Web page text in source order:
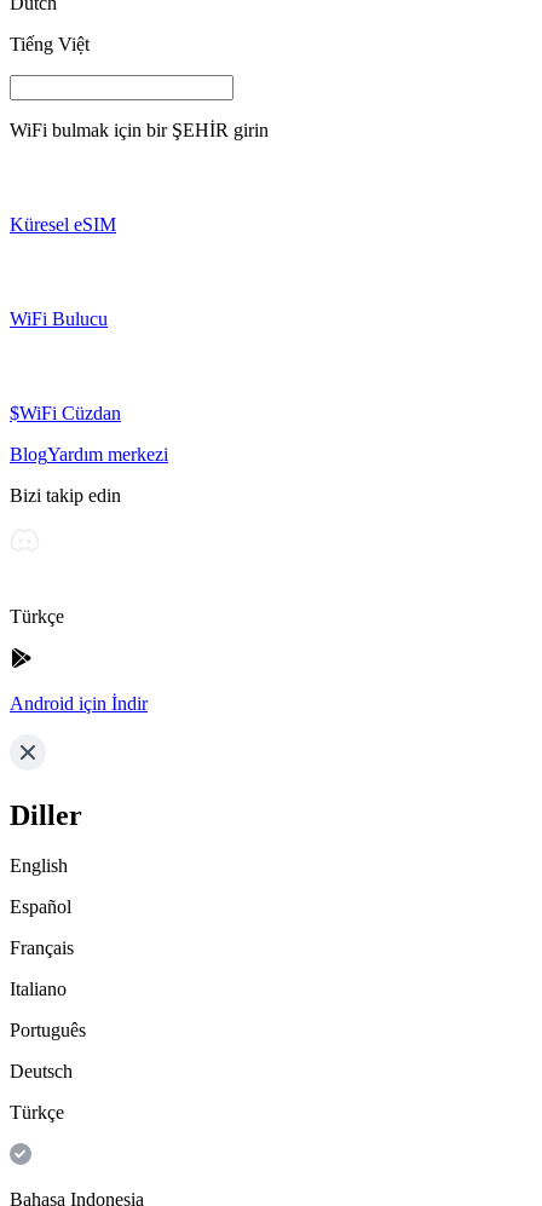
Tiếng Việt
WiFi bulmak için bir ŞEHİR girin
Küresel eSIM
WiFi Bulucu
$WiFi Cüzdan
BlogYardım merkezi
Bizi takip edin
Türkçe
Android için İndir
Diller
English
Español
Français
Italiano
Português
Deutsch
Türkçe
Bahasa Indonesia